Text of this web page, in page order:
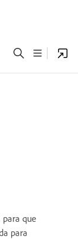
que
para